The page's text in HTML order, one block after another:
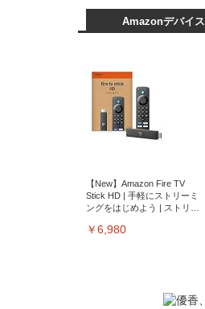
Amazonデバイス
【New】Amazon Fire TV
Stick HD | 手軽にストリーミ
ングをはじめよう | ストリー
￥6,980